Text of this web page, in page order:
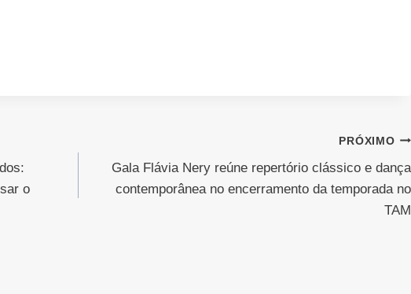
o
PRÓXIMO
Gala Flávia Nery reúne repertório clássico e dança
contemporânea no encerramento da temporada no
TAM